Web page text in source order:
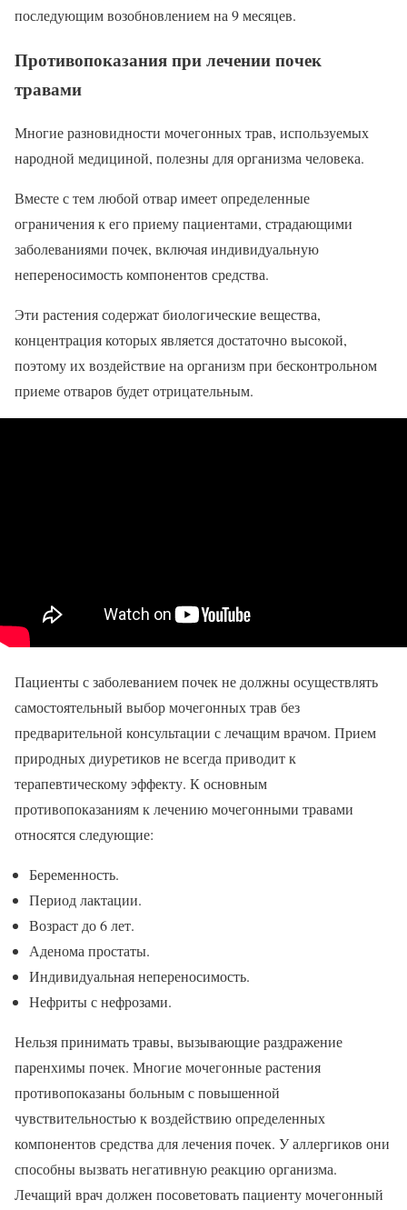
последующим возобновлением на 9 месяцев.
Противопоказания при лечении почек
травами
Многие разновидности мочегонных трав, используемых
народной медициной, полезны для организма человека.
Вместе с тем любой отвар имеет определенные
ограничения к его приему пациентами, страдающими
заболеваниями почек, включая индивидуальную
непереносимость компонентов средства.
Эти растения содержат биологические вещества,
концентрация которых является достаточно высокой,
поэтому их воздействие на организм при бесконтрольном
приеме отваров будет отрицательным.
Пациенты с заболеванием почек не должны осуществлять
самостоятельный выбор мочегонных трав без
предварительной консультации с лечащим врачом. Прием
природных диуретиков не всегда приводит к
терапевтическому эффекту. К основным
противопоказаниям к лечению мочегонными травами
относятся следующие:
Беременность.
Период лактации.
Возраст до 6 лет.
Аденома простаты.
Индивидуальная непереносимость.
Нефриты с нефрозами.
Нельзя принимать травы, вызывающие раздражение
паренхимы почек. Многие мочегонные растения
противопоказаны больным с повышенной
чувствительностью к воздействию определенных
компонентов средства для лечения почек. У аллергиков они
способны вызвать негативную реакцию организма.
Лечащий врач должен посоветовать пациенту мочегонный